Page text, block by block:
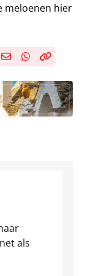
meloenen hier
als